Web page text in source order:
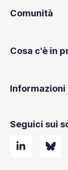
Comunità
Cosa c'è in
Informazioni
Seguici sui